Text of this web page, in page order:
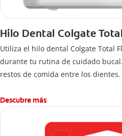
Hilo Dental Colgate
Utiliza el hilo dental Colgate Total
durante tu rutina de cuidado
restos de comida entre los dientes.
Descubre más